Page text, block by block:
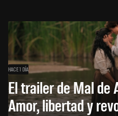
HACE 1 DÍA
El trailer de Mal de
Amor, libertad y